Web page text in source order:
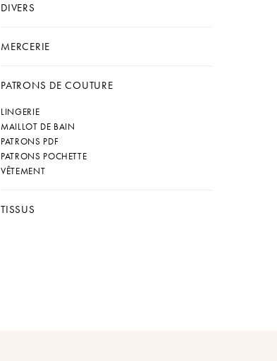
DIVERS
MERCERIE
PATRONS DE COUTURE
LINGERIE
MAILLOT DE BAIN
PATRONS PDF
PATRONS POCHETTE
VÊTEMENT
TISSUS